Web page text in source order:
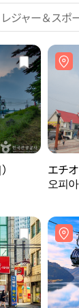
レジャー＆スポ
エチ
오피